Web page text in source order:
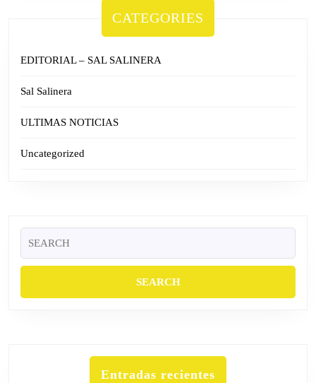
CATEGORIES
EDITORIAL – SAL SALINERA
Sal Salinera
ULTIMAS NOTICIAS
Uncategorized
for:
Entradas recientes